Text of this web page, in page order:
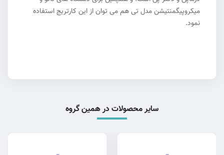
میکروپیگمنتیشن مدل تی هم می توان از این کارتریج استفاده
نمود.
سایر محصولات در همین گروه